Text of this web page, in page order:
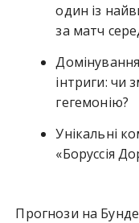
один із
за матч
інтриги: чи
гегемонію?
Унікальні
«Боруссія
Прогнози на